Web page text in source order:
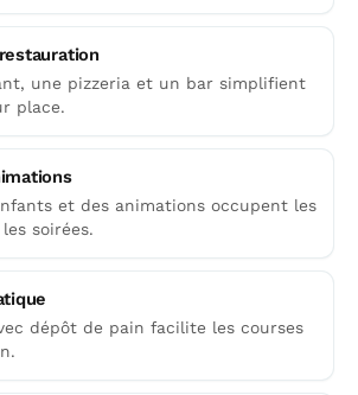
une pizzeria et un bar simplifient
place.
et des animations occupent les
soirées.
dépôt de pain facilite les courses